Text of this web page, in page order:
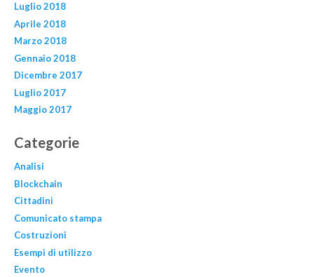
Luglio 2018
Aprile 2018
Marzo 2018
Gennaio 2018
Dicembre 2017
Luglio 2017
Maggio 2017
Categorie
Analisi
Blockchain
Cittadini
Comunicato stampa
Costruzioni
Esempi di utilizzo
Evento